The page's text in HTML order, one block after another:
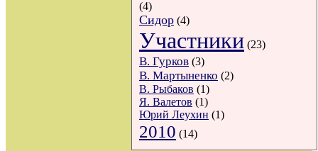
(4)
Сидор (4)
Участники (23)
В. Гурков (3)
В. Мартыненко (2)
В. Рыбаков (1)
Я. Валетов (1)
Юрий Леухин (1)
2010 (14)